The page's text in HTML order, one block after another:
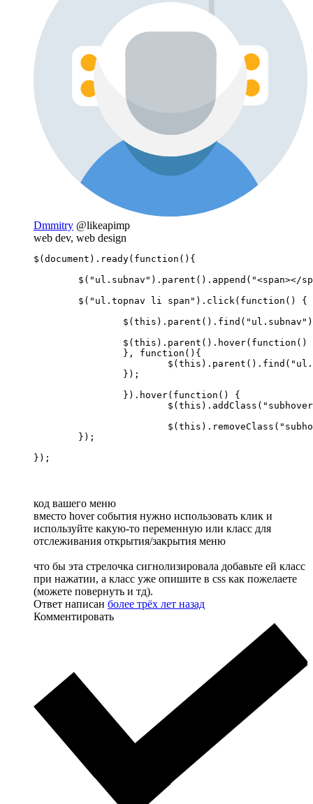
Dmmitry @likeapimp
web dev, web design
$(document).ready(function(){
});
код вашего меню
вместо hover события нужно использовать клик и
используйте какую-то переменную или класс для
отслеживания открытия/закрытия меню
что бы эта стрелочка сигнолизировала добавьте ей класс
при нажатии, а класс уже опишите в css как пожелаете
(можете повернуть и тд).
Ответ написан более трёх лет назад
Комментировать